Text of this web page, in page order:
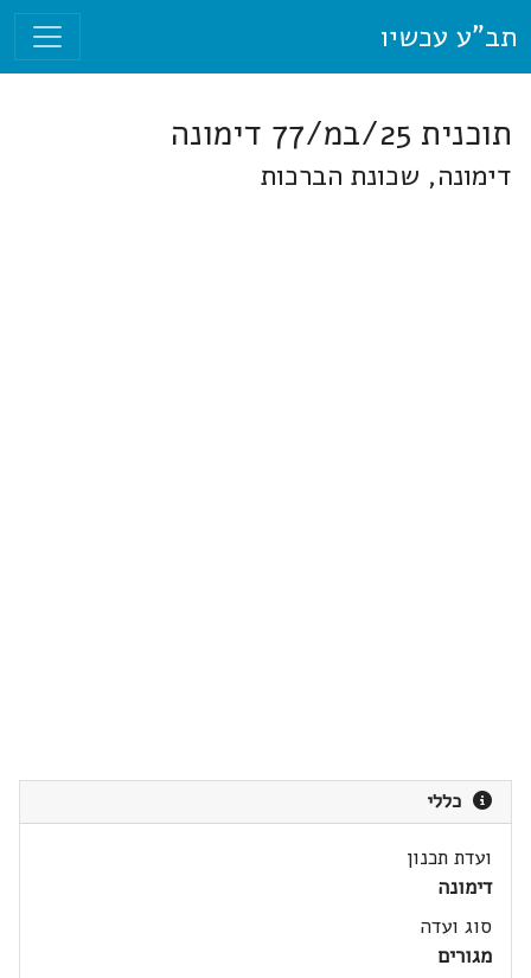
תב"ע עכשיו
תוכנית 25/במ/77 דימונה
דימונה, שכונת הברכות
כללי
ועדת תכנון
דימונה
סוג ועדה
מגורים